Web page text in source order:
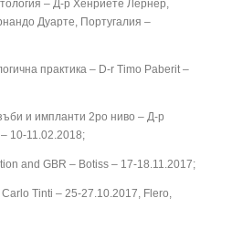
– Д-р Хенриете Лернер,
Дуарте, Португалия –
практика – D-r Timo Paberit –
и импланти 2ро ниво – Д-р
10-11.02.2018;
and GBR – Botiss – 17-18.11.2017;
Tinti – 25-27.10.2017, Flero,